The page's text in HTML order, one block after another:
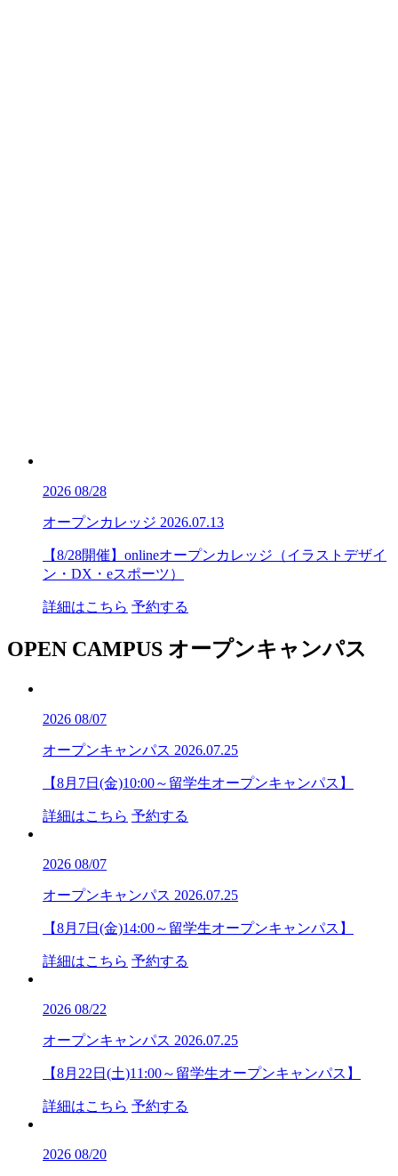
2026 08/28
オープンカレッジ 2026.07.13
【8/28開催】onlineオープンカレッジ（イラストデザイ
ン・DX・eスポーツ）
詳細はこちら 予約する
OPEN CAMPUS オープンキャンパス
2026 08/07
オープンキャンパス 2026.07.25
【8月7日(金)10:00～留学生オープンキャンパス】
詳細はこちら 予約する
2026 08/07
オープンキャンパス 2026.07.25
【8月7日(金)14:00～留学生オープンキャンパス】
詳細はこちら 予約する
2026 08/22
オープンキャンパス 2026.07.25
【8月22日(土)11:00～留学生オープンキャンパス】
詳細はこちら 予約する
2026 08/20